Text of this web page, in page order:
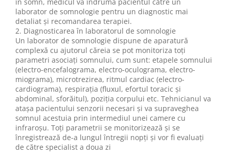
laborator de somnologie pentru un diagnostic mai
detaliat şi recomandarea terapiei.
2. Diagnosticarea în laboratorul de somnologie
Un laborator de somnologie dispune de aparatură
complexă cu ajutorul căreia se pot monitoriza toţi
parametri asociaţi somnului, cum sunt: etapele somnului
(electro-encefalograma, electro-oculograma, electro-
miograma), microtrezirea, ritmul cardiac (electro-
cardiograma), respiraţia (fluxul, efortul toracic şi
abdominal, sforăitul), poziţia corpului etc. Tehnicianul va
ataşa pacientului senzorii necesari şi va supraveghea
somnul acestuia prin intermediul unei camere cu
infraroşu. Toţi parametrii se monitorizează şi se
înregistrează de-a lungul întregii nopţi şi vor fi evaluaţi
de către specialist a doua zi